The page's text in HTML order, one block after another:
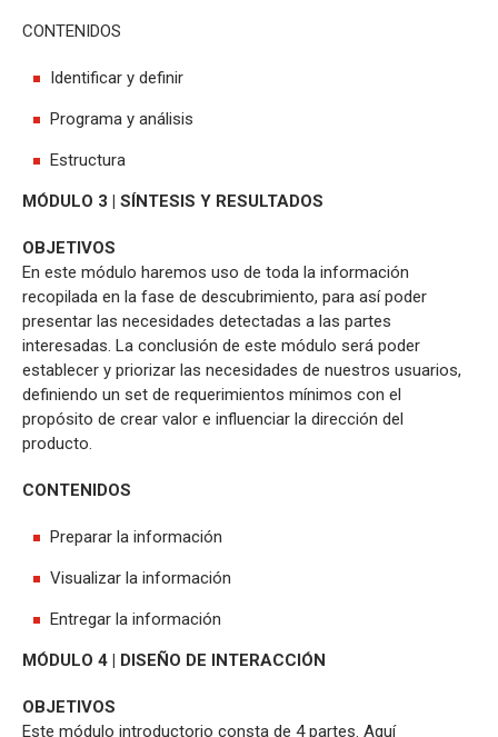
CONTENIDOS
Identificar y definir
Programa y análisis
Estructura
MÓDULO 3 | SÍNTESIS Y RESULTADOS
OBJETIVOS
En este módulo haremos uso de toda la información
recopilada en la fase de descubrimiento, para así poder
presentar las necesidades detectadas a las partes
interesadas. La conclusión de este módulo será poder
establecer y priorizar las necesidades de nuestros usuarios,
definiendo un set de requerimientos mínimos con el
propósito de crear valor e influenciar la dirección del
producto.
CONTENIDOS
Preparar la información
Visualizar la información
Entregar la información
MÓDULO 4 | DISEÑO DE INTERACCIÓN
OBJETIVOS
Este módulo introductorio consta de 4 partes. Aquí